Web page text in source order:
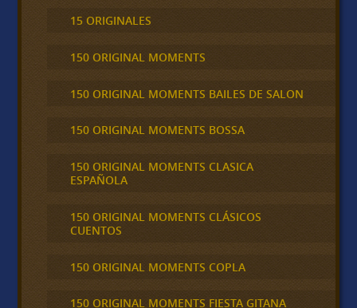
15 ORIGINALES
150 ORIGINAL MOMENTS
150 ORIGINAL MOMENTS BAILES DE SALON
150 ORIGINAL MOMENTS BOSSA
150 ORIGINAL MOMENTS CLASICA
ESPAÑOLA
150 ORIGINAL MOMENTS CLÁSICOS
CUENTOS
150 ORIGINAL MOMENTS COPLA
150 ORIGINAL MOMENTS FIESTA GITANA